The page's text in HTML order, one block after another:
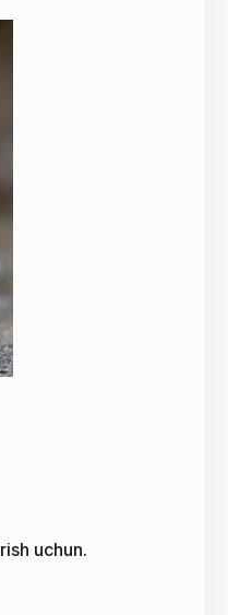
uchun.